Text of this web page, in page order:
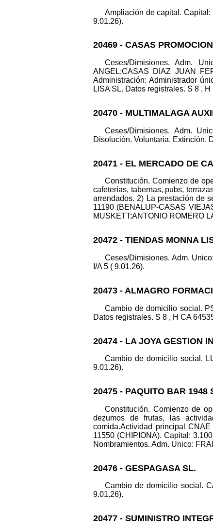
Ampliación de capital. Capital:
9.01.26).
20469 - CASAS
Ceses/Dimisiones. Adm.
ANGEL;CASAS DIAZ JUAN
Administración: Administrador
LISA SL. Datos registrales. S 8 ,
20470 - MULTIMALAGA
Ceses/Dimisiones. Adm.
Disolución. Voluntaria. Extinción.
20471 - EL MERCADO DE
Constitución. Comienzo de
cafeterías, tabernas, pubs,
arrendados. 2) La prestación de
11190 (BENALUP-CASAS
MUSKETT;ANTONIO ROMERO
20472 - TIENDAS MONNA
Ceses/Dimisiones. Adm.
I/A 5 ( 9.01.26).
20473 - ALMAGRO
Cambio de domicilio social.
Datos registrales. S 8 , H CA
20474 - LA JOYA GESTION
Cambio de domicilio social.
9.01.26).
20475 - PAQUITO BAR 1948
Constitución. Comienzo de
dezumos de frutas, las
comida.Actividad principal
11550 (CHIPIONA). Capital:
Nombramientos. Adm. Unico:
20476 - GESPAGASA SL.
Cambio de domicilio social.
9.01.26).
20477 - SUMINISTRO